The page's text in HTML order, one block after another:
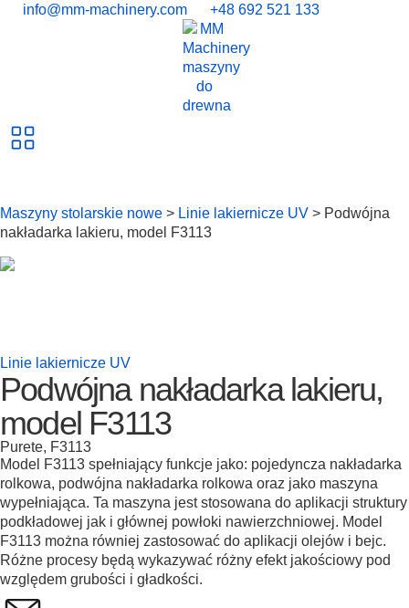
info@mm-machinery.com +48 692 521 133
Maszyny stolarskie nowe > Linie lakiernicze UV > Podwójna
nakładarka lakieru, model F3113
Linie lakiernicze UV
Podwójna nakładarka lakieru,
model F3113
Purete, F3113
Model F3113 spełniający funkcje jako: pojedyncza nakładarka
rolkowa, podwójna nakładarka rolkowa oraz jako maszyna
wypełniająca. Ta maszyna jest stosowana do aplikacji struktury
podkładowej jak i głównej powłoki nawierzchniowej. Model
F3113 można równiej zastosować do aplikacji olejów i bejc.
Różne procesy będą wykazywać różny efekt jakościowy pod
względem grubości i gładkości.